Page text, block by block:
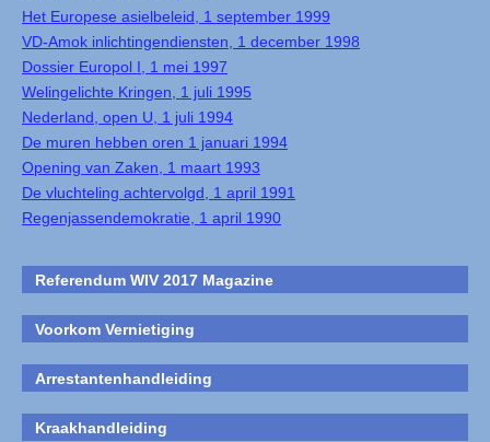
Het Europese asielbeleid, 1 september 1999
VD-Amok inlichtingendiensten, 1 december 1998
Dossier Europol I, 1 mei 1997
Welingelichte Kringen, 1 juli 1995
Nederland, open U, 1 juli 1994
De muren hebben oren 1 januari 1994
Opening van Zaken, 1 maart 1993
De vluchteling achtervolgd, 1 april 1991
Regenjassendemokratie, 1 april 1990
Referendum WIV 2017 Magazine
Voorkom Vernietiging
Arrestantenhandleiding
Kraakhandleiding